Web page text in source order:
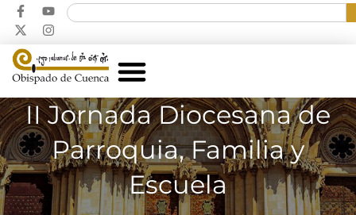
II Jornada Diocesana de
Parroquia, Familia y
Escuela